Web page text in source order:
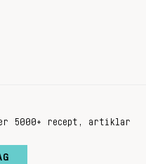
5000+ recept, artiklar